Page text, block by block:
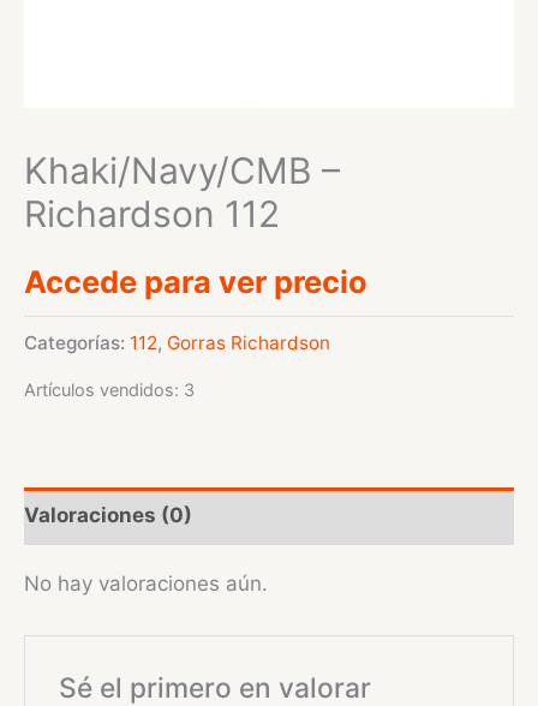
Khaki/Navy/CMB –
Richardson 112
Accede para ver precio
Categorías: 112, Gorras Richardson
Artículos vendidos: 3
Valoraciones (0)
No hay valoraciones aún.
Sé el primero en valorar